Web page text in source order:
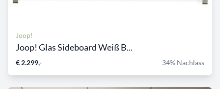
Joop!
Joop! Glas Sideboard Weiß B...
€ 2.299,- 34% Nachlass